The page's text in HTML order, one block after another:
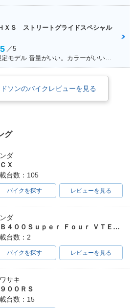
ＸＳ ストリートグライドスペシャル
5 ／5
満足ポイント:115周年記念限定モデル 音量がいい。カラーがいい！カムを交換している。音が良くなった。 外観をいじってカスタムしていきたい。
ソンのバイクレビューを見る
グ
ダ
Ｘ
台数：105
バイクを探す レビューを見る
ダ
ＣＢ４００Ｓｕｐｅｒ Ｆｏｕｒ ＶＴＥＣ ＳＰＥＣ３
台数：2
バイクを探す レビューを見る
サキ
００ＲＳ
台数：15